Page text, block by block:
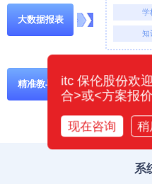
大数据报表
精准教与学
学
知
精准讲
补
系
itc 保伦股份欢
合>或<方案报
现在咨询 稍